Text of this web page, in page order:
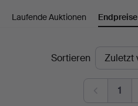
Bokauktioner
Laufende Auktionen Endpreise
EndpreiseSortieren
1